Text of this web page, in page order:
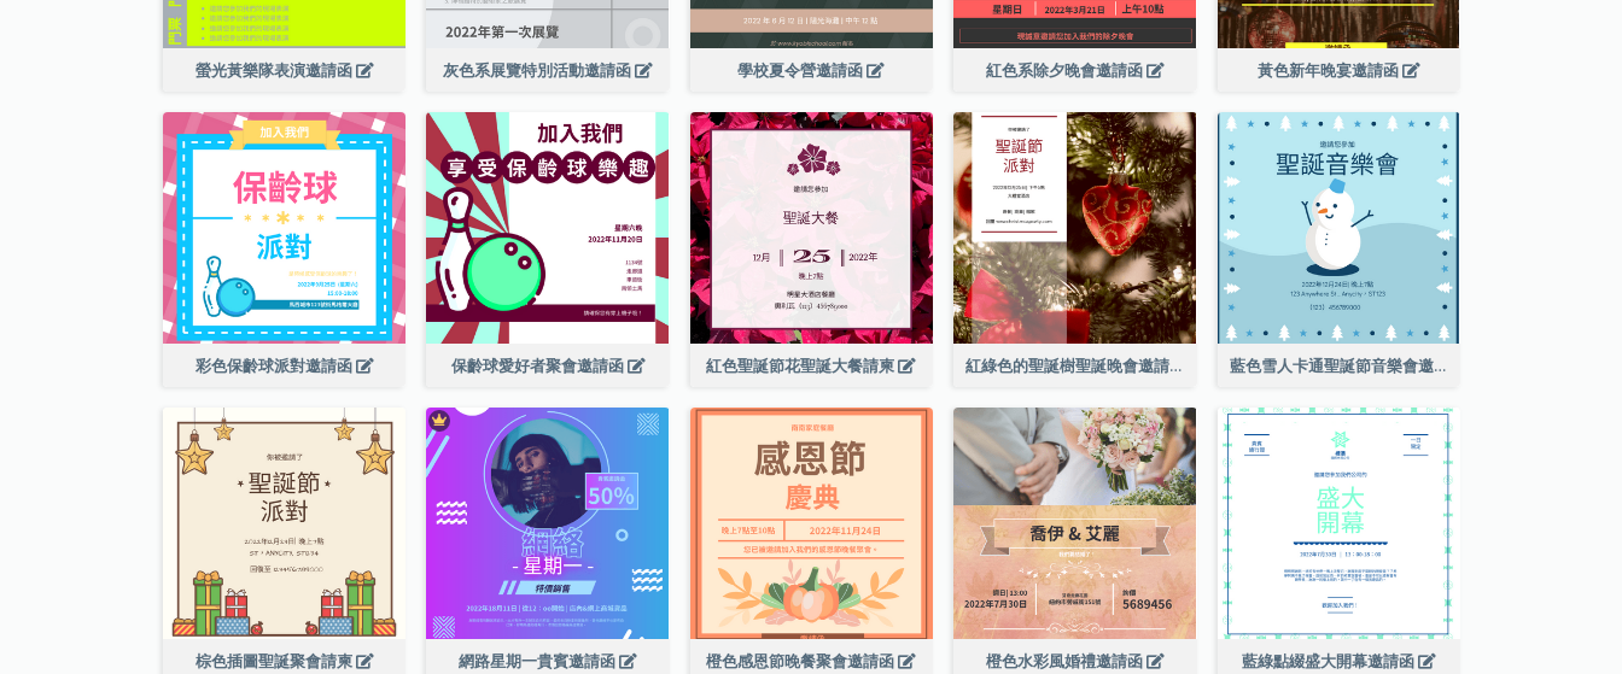
螢光黃樂隊表演邀請函 灰色系展覽特別活動邀請函 學校夏令營邀請函 紅色系除夕晚會邀請函 黃色新年晚宴邀請函
彩色保齡球派對邀請函 保齡球愛好者聚會邀請函 紅色聖誕節花聖誕大餐請柬 紅綠色的聖誕樹聖誕晚會邀請函 藍色雪人卡通聖誕節音樂會邀請
棕色插圖聖誕聚會請柬 網路星期一貴賓邀請函 橙色感恩節晚餐聚會邀請函 橙色水彩風婚禮邀請函 藍綠點綴盛大開幕邀請函